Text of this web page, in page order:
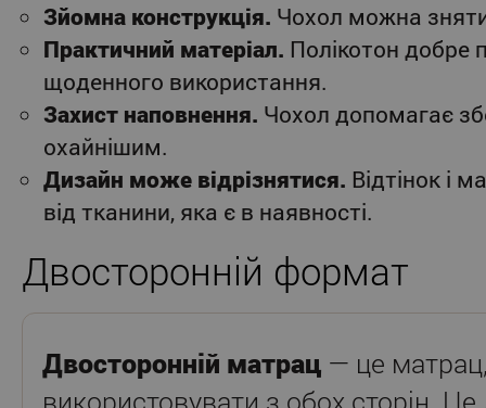
Зйомна конструкція. Чохол можна
Практичний матеріал. Полікотон добре
щоденного використання.
Захист наповнення. Чохол допомагає
охайнішим.
Дизайн може відрізнятися. Відтінок і
від тканини, яка є в наявності.
Двосторонній формат
Двосторонній матрац — це